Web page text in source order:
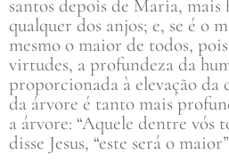
santos depois de Maria, mais
qualquer dos anjos; e, se é o
mesmo o maior de todos,
virtudes, a profundeza da
proporcionada à elevação da
da árvore é tanto mais
a árvore: “Aquele dentre vós
disse Jesus, “este será o